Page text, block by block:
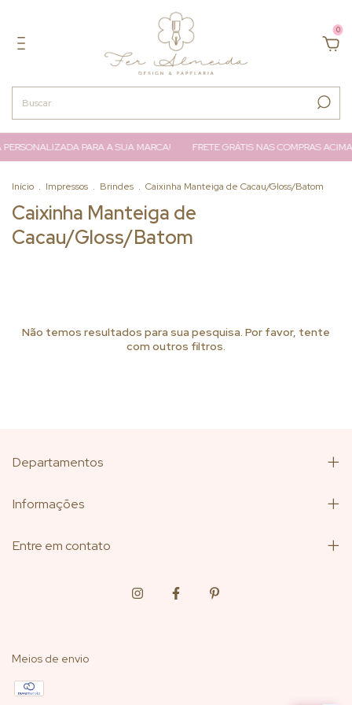
0
PERSONALIZADA PARA A SUA MARCA! FRETE GRÁTIS NAS COMPRAS
Início . Impressos . Brindes . Caixinha Manteiga de Cacau/Gloss/Batom
Caixinha Manteiga de
Cacau/Gloss/Batom
Não temos resultados para sua pesquisa. Por favor, tente
com outros filtros.
Departamentos
Informações
Entre em contato
Meios de envio